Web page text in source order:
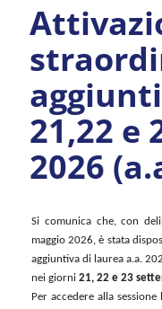
21,22 e
2026
Si comunica che, con
maggio 2026, è stata
aggiuntiva di laurea a.a.
nei giorni 21, 22 e 23
Per accedere alla